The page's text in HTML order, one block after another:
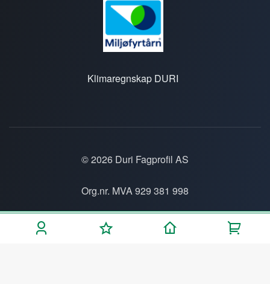
Klimaregnskap DURI
© 2026 Duri Fagprofil AS
Org.nr. MVA 929 381 998
Personvern